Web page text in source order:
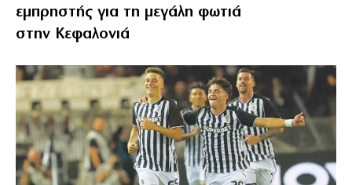
εμπρηστής για τη μεγάλη φωτιά
στην Κεφαλονιά